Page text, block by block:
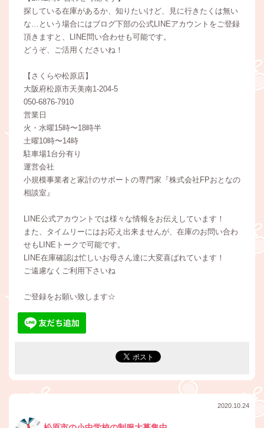
探している在庫があるか、知りたいけど、見に行きたくは無い
な…という場合にはブログ下部の公式LINEアカウントをご登録
頂きますと、LINE問い合わせも可能です。
どうぞ、ご活用くださいね！
【さくらや松原店】
大阪府松原市天美南1-204-5
050-6876-7910
営業日
火・水曜15時〜18時半
土曜10時〜14時
駐車場1台分有り
運営会社
小規模事業者と家計のサポートの専門家『株式会社FPおとなの
相談室』
LINE公式アカウントでは様々な情報をお伝えしています！
また、タイムリーにはお応え出来ませんが、在庫のお問い合わ
せもLINEトークで可能です。
LINE在庫確認は忙しいお母さん達に大変喜ばれています！
ご遠慮なくご利用下さいね
ご登録をお願い致します☆
2020.10.24